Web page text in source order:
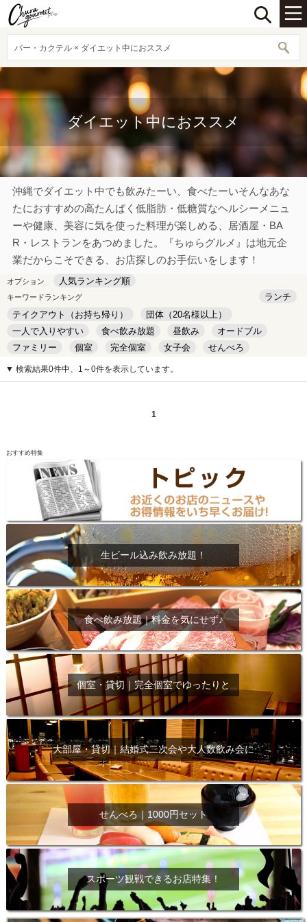
バー・カクテル × ダイエット中におススメ
ダイエット中におススメ
沖縄でダイエット中でも飲みたーい、食べたーいそんなあな
たにおすすめの高たんぱく低脂肪・低糖質なヘルシーメニュ
ーや健康、美容に気を使った料理が楽しめる、居酒屋・BA
R・レストランをあつめました。『ちゅらグルメ』は地元企
業だからこそできる、お店探しのお手伝いをします！
オプション 人気ランキング順
キーワードランキング
ランチ
テイクアウト（お持ち帰り）
団体（20名様以上）
一人で入りやすい
食べ飲み放題 昼飲み
オードブル
ファミリー
個室 完全個室 女子会
せんべろ
キッズルーム
安い デート
▼ 検索結果0件中、1～0件を表示しています。
1
おすすめ特集
生ビール込み飲み放題！
食べ飲み放題｜料金を気にせず♪
個室・貸切｜完全個室でゆったりと
大部屋・貸切｜結婚式二次会や大人数飲み会に
せんべろ｜1000円セット
スポーツ観戦できるお店特集！